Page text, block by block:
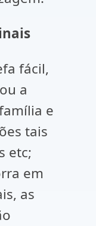
fácil,
a
e
tais
etc;
em
as